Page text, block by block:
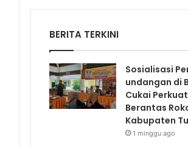
BERITA TERKINI
Sosialisasi
undangan di
Cukai
Berantas
Kabupaten
1 minggu ago